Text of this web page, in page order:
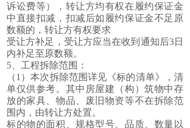
诉讼费等），转让方均有权在履约保证金
中直接扣减，扣减后如履约保证金不足原
数额的，转让方有权要求
受让方补足，受让方应当在收到通知后3日
内补足至原数额。
5、工程拆除范围：
（1）本次拆除范围详见《标的清单》，清
单仅供参考。其中房屋建（构）筑物中存
放的家具、物品、废旧物资等不在拆除范
围内，由转让方处置。
标的物的面积、规格型号、品质、数量以